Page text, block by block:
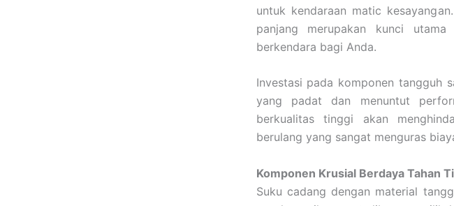
untuk kendaraan matic
panjang merupakan kunci
berkendara bagi Anda.
Investasi pada komponen tangguh
yang padat dan menuntut
berkualitas tinggi akan
berulang yang sangat menguras
Komponen Krusial Berdaya Tahan
Suku cadang dengan material